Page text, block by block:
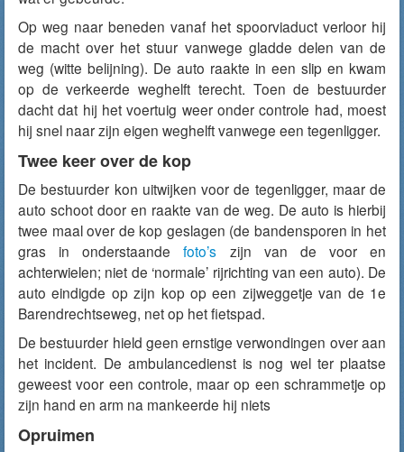
Op weg naar beneden vanaf het spoorviaduct verloor hij
de macht over het stuur vanwege gladde delen van de
weg (witte belijning). De auto raakte in een slip en kwam
op de verkeerde weghelft terecht. Toen de bestuurder
dacht dat hij het voertuig weer onder controle had, moest
hij snel naar zijn eigen weghelft vanwege een tegenligger.
Twee keer over de kop
De bestuurder kon uitwijken voor de tegenligger, maar de
auto schoot door en raakte van de weg. De auto is hierbij
twee maal over de kop geslagen (de bandensporen in het
gras in onderstaandefoto’s zijn van de voor en
achterwielen; niet de ‘normale’ rijrichting van een auto). De
auto eindigde op zijn kop op een zijweggetje van de 1e
Barendrechtseweg, net op het fietspad.
De bestuurder hield geen ernstige verwondingen over aan
het incident. De ambulancedienst is nog wel ter plaatse
geweest voor een controle, maar op een schrammetje op
zijn hand en arm na mankeerde hij niets
Opruimen